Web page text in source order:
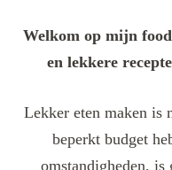
Welkom op mijn
en lekkere
Lekker eten maken is
beperkt budget
omstandigheden, is